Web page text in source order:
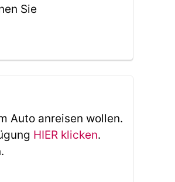
Sie
Auto anreisen wollen.
HIER klicken.
.